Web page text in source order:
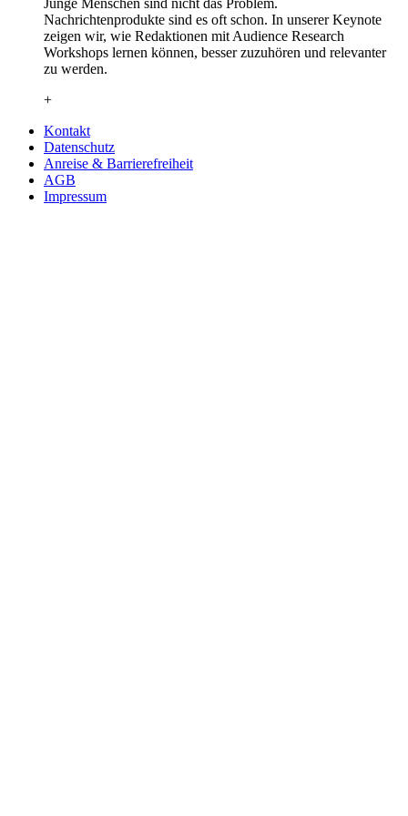
Nachrichtenprodukte sind es oft schon. In unserer Keynote
zeigen wir, wie Redaktionen mit Audience Research
Workshops lernen können, besser zuzuhören und relevanter
zu werden.
+
Kontakt
Datenschutz
Anreise & Barrierefreiheit
AGB
Impressum